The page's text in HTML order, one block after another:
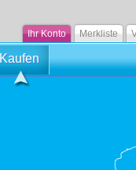
Ihr Konto Merkliste
Kaufen